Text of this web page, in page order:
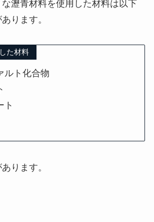
瀝青材料を使用した材料は以下
ります。
た材料
ルト化合物
ト
ります。